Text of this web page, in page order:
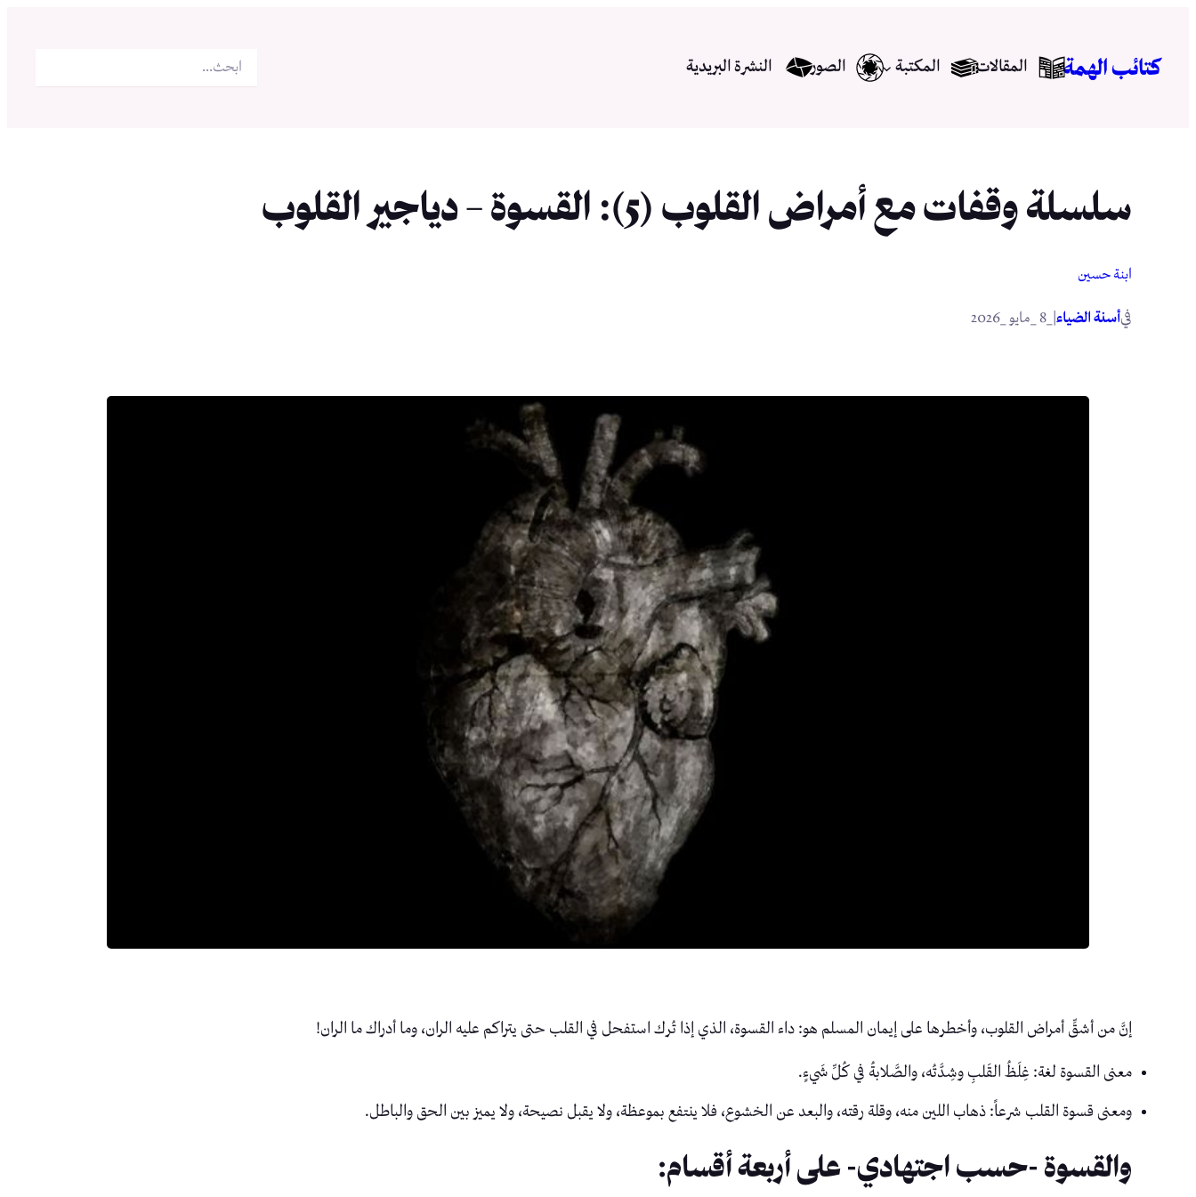
المحتوىكتائب الهمة المقالات المكتبة الصور النشرة البريدية البحث
سلسلة وقفات مع أمراض القلوب (5): القسوة – دياجير القلوب
ابنة حسين
فيأسنة الضياء
إنَّ من أشقِّ أمراض القلوب، وأخطرها على إيمان المسلم هو: داء القسوة، الذي إذا تُرك استفحل في القلب حتى يتراكم عليه الران، وما أدراك ما الران!
معنى القسوة لغة: غِلَظُ القَلبِ وشِدَّتُه، والصَّلابةُ في كُلِّ شَيءٍ.
ومعنى قسوة القلب شرعاً: ذهاب اللين منه، وقلة رقته، والبعد عن الخشوع، فلا ينتفع بموعظة، ولا يقبل نصيحة، ولا يميز بين الحق والباطل.
والقسوة -حسب اجتهادي- على أربعة أقسام: